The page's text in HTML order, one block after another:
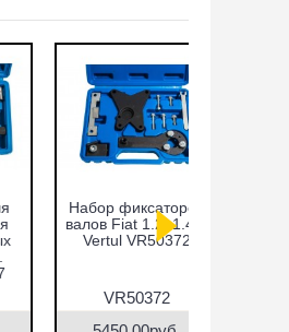
Cъёмник
внутренних
подшипников,
молотком 8-58 мм
Vertul VR50148
VR50148